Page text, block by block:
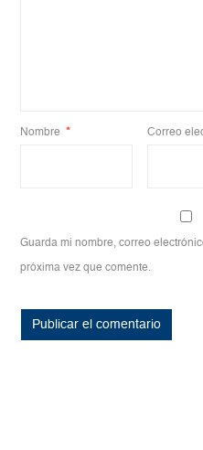
Nombre * Correo
Guarda mi nombre, correo
próxima vez que comente.